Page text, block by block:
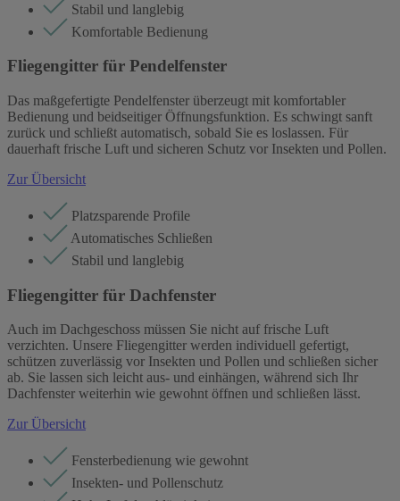
Stabil und langlebig
Komfortable Bedienung
Fliegengitter für Pendelfenster
Das maßgefertigte Pendelfenster überzeugt mit komfortabler
Bedienung und beidseitiger Öffnungsfunktion. Es schwingt sanft
zurück und schließt automatisch, sobald Sie es loslassen. Für
dauerhaft frische Luft und sicheren Schutz vor Insekten und Pollen.
Zur Übersicht
Platzsparende Profile
Automatisches Schließen
Stabil und langlebig
Fliegengitter für Dachfenster
Auch im Dachgeschoss müssen Sie nicht auf frische Luft
verzichten. Unsere Fliegengitter werden individuell gefertigt,
schützen zuverlässig vor Insekten und Pollen und schließen sicher
ab. Sie lassen sich leicht aus- und einhängen, während sich Ihr
Dachfenster weiterhin wie gewohnt öffnen und schließen lässt.
Zur Übersicht
Fensterbedienung wie gewohnt
Insekten- und Pollenschutz